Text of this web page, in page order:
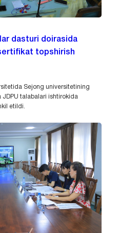
dasturi doirasida
topshirish
Sejong universitetining
JDPU talabalari ishtirokida
etildi.